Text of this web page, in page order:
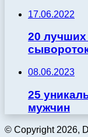
17.06.2022
20 лучших
08.06.2023
25
мужчин
© Copyright 2026,